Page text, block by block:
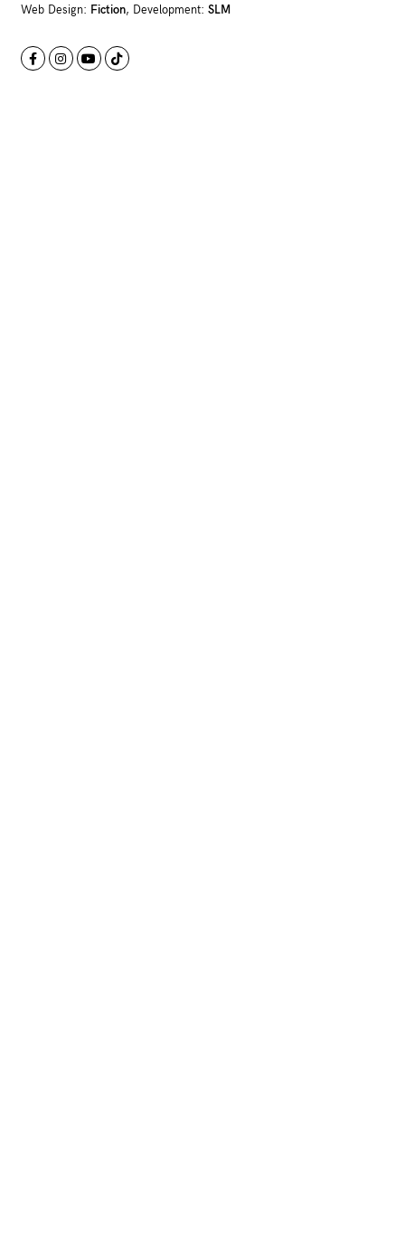
Web Design: Fiction, Development: SLM